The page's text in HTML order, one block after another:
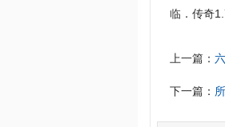
临．传奇
上一篇：
下一篇：